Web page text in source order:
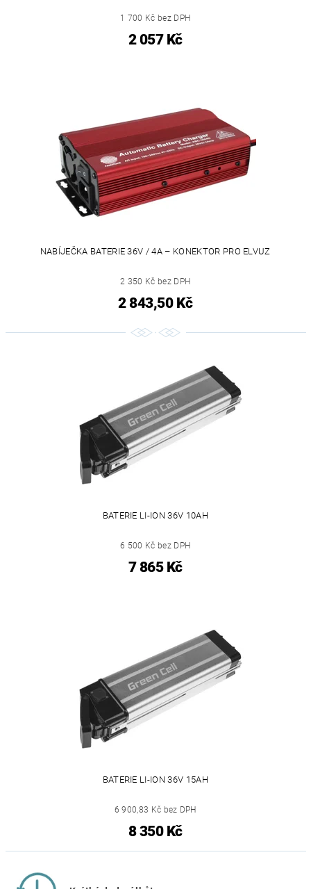
1 700 Kč bez DPH
2 057 Kč
NABÍJEČKA BATERIE 36V / 4A – KONEKTOR PRO ELVUZ
2 350 Kč bez DPH
2 843,50 Kč
BATERIE LI-ION 36V 10AH
6 500 Kč bez DPH
7 865 Kč
BATERIE LI-ION 36V 15AH
6 900,83 Kč bez DPH
8 350 Kč